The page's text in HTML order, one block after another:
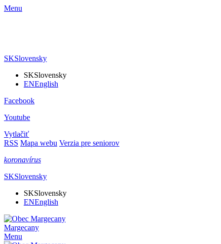
Menu
SKSlovensky
SKSlovensky
ENEnglish
Facebook
Youtube
Vytlačiť
RSS Mapa webu Verzia pre seniorov
koronavírus
SKSlovensky
SKSlovensky
ENEnglish
Margecany
Menu